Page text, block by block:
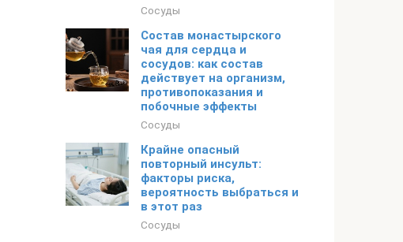
Сосуды
Состав монастырского
чая для сердца и
сосудов: как состав
действует на организм,
противопоказания и
побочные эффекты
Сосуды
Крайне опасный
повторный инсульт:
факторы риска,
вероятность выбраться и
в этот раз
Сосуды